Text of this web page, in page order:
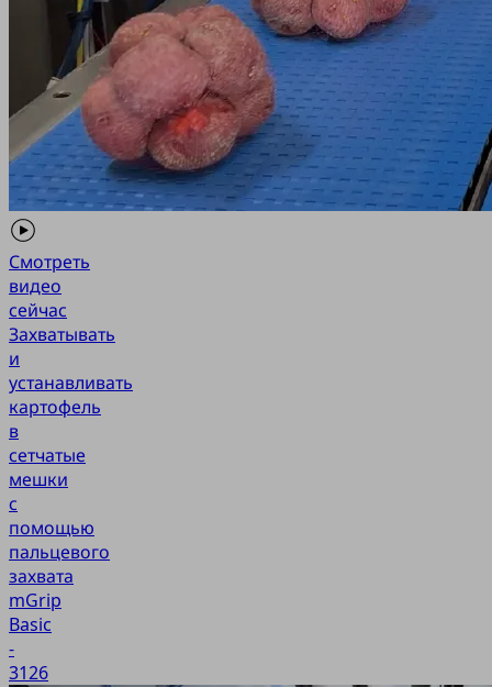
Смотреть
видео
сейчас
Захватывать
и
устанавливать
картофель
в
сетчатые
мешки
с
помощью
пальцевого
захвата
mGrip
Basic
-
3126